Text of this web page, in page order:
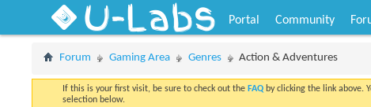
U-Labs Portal Community
Forum Gaming Area Genres Action & Adventures
If this is your first visit, be sure to check out the FAQ by clicking the link above.
selection below.